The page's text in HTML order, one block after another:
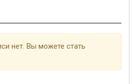
нет. Вы можете стать